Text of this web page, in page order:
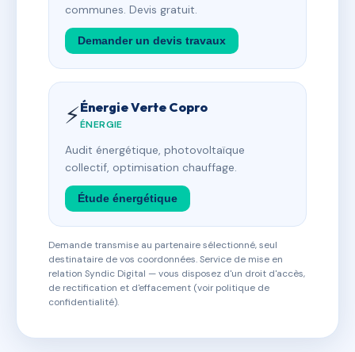
communes. Devis gratuit.
Demander un devis travaux
⚡Énergie Verte Copro
ÉNERGIE
Audit énergétique, photovoltaïque
collectif, optimisation chauffage.
Étude énergétique
Demande transmise au partenaire sélectionné, seul
destinataire de vos coordonnées. Service de mise en
relation Syndic Digital — vous disposez d'un droit d'accès,
de rectification et d'effacement (voir politique de
confidentialité).